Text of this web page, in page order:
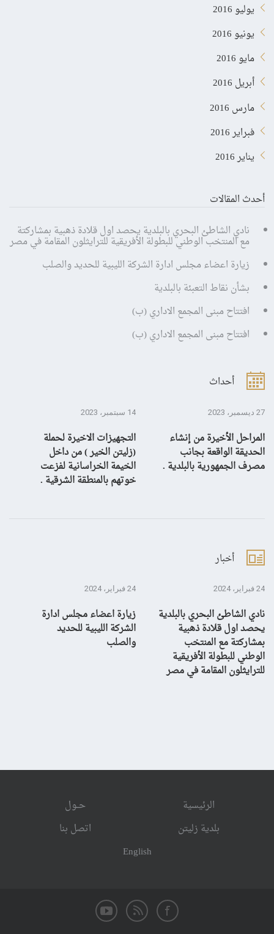
يوليو 2016
يونيو 2016
مايو 2016
أبريل 2016
مارس 2016
فبراير 2016
يناير 2016
أحدث المقالات
نادي الشاطئ البحري بالبلدية يحصد اول قلادة ذهبية بمشاركتة
مع المنتخب الوطني للبطولة الأفريقية للترايثلون المقامة في مصر
زيارة اعضاء مجلس ادارة الشركة الليبية للحديد والصلب
بشأن نقاط التعبئة بالبلدية
افتتاح مبنى المجمع الاداري (ب)
افتتاح مبنى المجمع الاداري (ب)
أحداث
27 ديسمبر، 2023
المراحل الأخيرة من إنشاء
الحديقة الواقعة بجانب
مصرف الجمهورية بالبلدية .
14 سبتمبر، 2023
التجهيزات الاخيرة لحملة
(زليتن الخير ) من داخل
الخيمة الخراسانية لفزعت
خوتهم بالمنطقة الشرقية .
أخبار
24 فبراير، 2024
نادي الشاطئ البحري بالبلدية
يحصد اول قلادة ذهبية
بمشاركتة مع المنتخب
الوطني للبطولة الأفريقية
للترايثلون المقامة في مصر
24 فبراير، 2024
زيارة اعضاء مجلس ادارة
الشركة الليبية للحديد
والصلب
الرئيسية
حــول
بلدية زليتن
اتصل بنا
English